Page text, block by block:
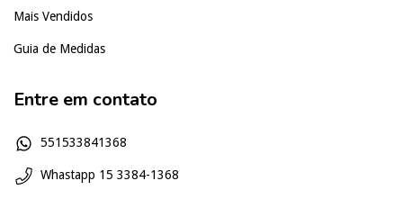
Mais Vendidos
Guia de Medidas
Entre em contato
551533841368
Whastapp 15 3384-1368